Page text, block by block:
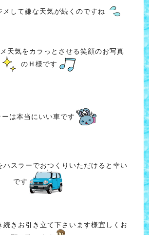
メして嫌な天気が続くのですね
天気をカラっとさせる笑顔のお写真
のＨ様です
ーは本当にいい車です
ハスラーでおつくりいただけると幸い
です
続きお引き立て下さいます様宜しくお